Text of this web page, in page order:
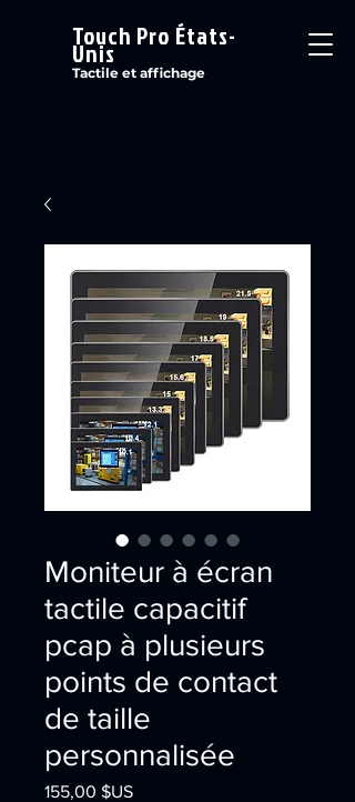
Touch Pro États-
Unis
Tactile et affichage
Moniteur à écran
tactile capacitif
pcap à plusieurs
points de contact
de taille
personnalisée
155,00 $USPrix